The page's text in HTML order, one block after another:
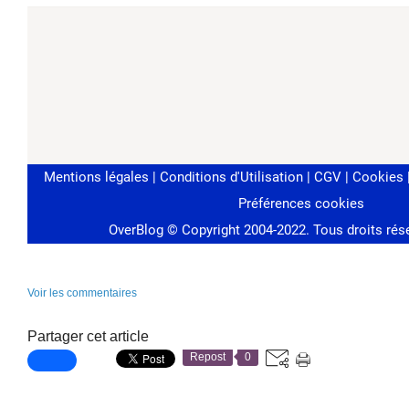
Voir les commentaires
Partager cet article
Repost 0